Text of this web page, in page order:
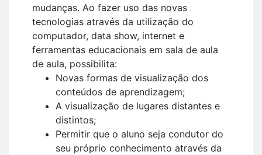
mudanças. Ao fazer uso das novas
tecnologias através da utilização do
computador, data show, internet e
ferramentas educacionais em sala de aula
de aula, possibilita:
Novas formas de visualização dos
conteúdos de aprendizagem;
A visualização de lugares distantes e
distintos;
Permitir que o aluno seja condutor do
seu próprio conhecimento através da